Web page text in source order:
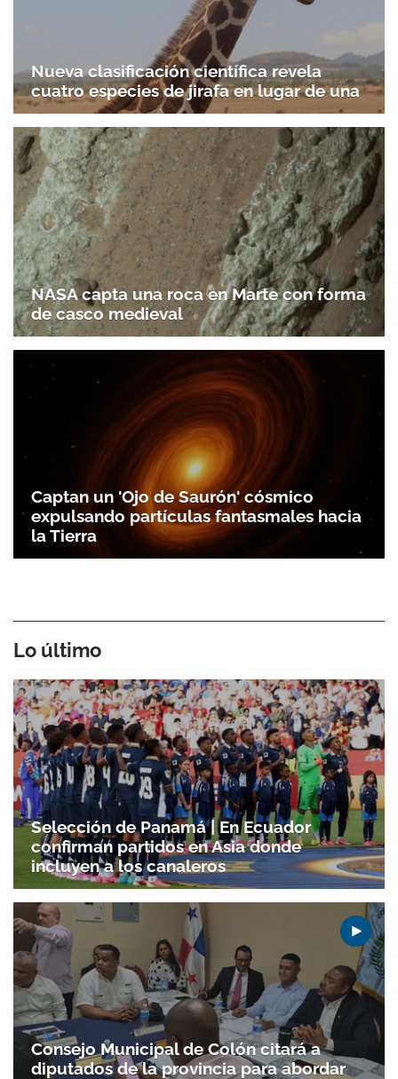
Nueva clasificación científica revela
cuatro especies de jirafa en lugar de una
NASA capta una roca en Marte con forma
de casco medieval
Captan un 'Ojo de Saurón' cósmico
expulsando partículas fantasmales hacia
la Tierra
Lo último
Selección de Panamá | En Ecuador
confirman partidos en Asia donde
incluyen a los canaleros
Consejo Municipal de Colón citará a
diputados de la provincia para abordar